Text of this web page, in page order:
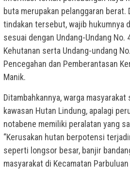
buta merupakan pelanggaran berat.
tindakan tersebut, wajib hukumnya
sesuai dengan Undang-Undang No.
Kehutanan serta Undang-undang
Pencegahan dan Pemberantasan
Manik.
Ditambahkannya, warga
kawasan Hutan Lindung, apalagi
notabene memiliki peralatan yang
“Kerusakan hutan berpotensi
seperti longsor besar, banjir
masyarakat di Kecamatan